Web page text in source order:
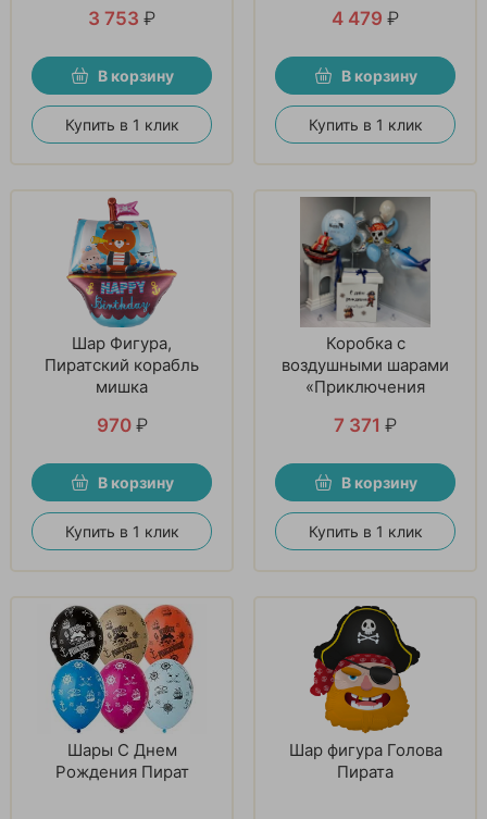
3 753 ₽
В корзину
Купить в 1 клик
4 479 ₽
В корзину
Купить в 1 клик
Шар Фигура,
Пиратский корабль
мишка
970 ₽
В корзину
Купить в 1 клик
Коробка с
воздушными шарами
«Приключения
7 371 ₽
В корзину
Купить в 1 клик
Шары С Днем
Рождения Пират
Шар фигура Голова
Пирата